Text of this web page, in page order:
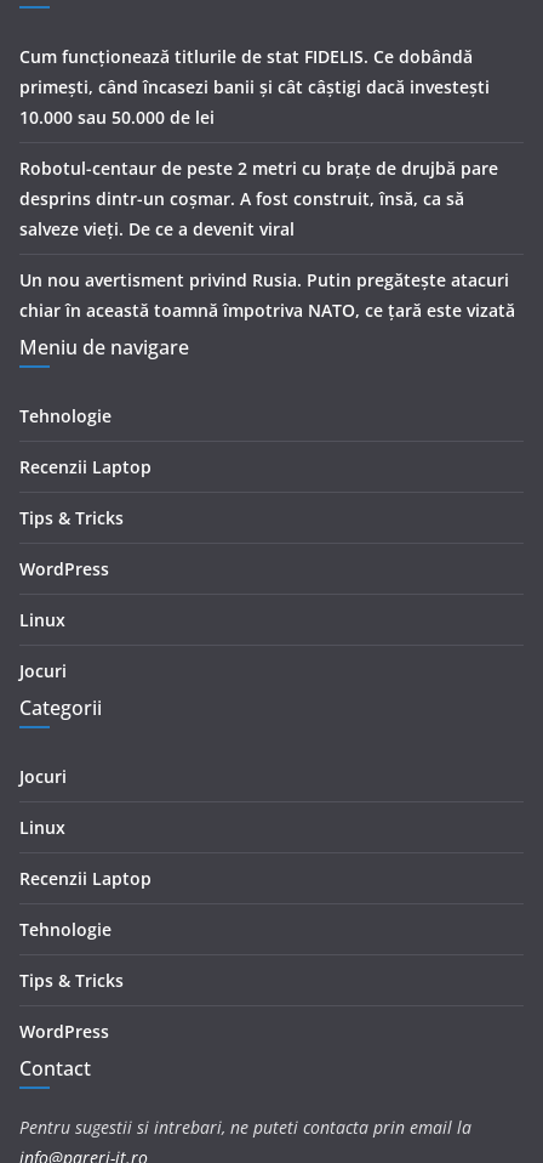
Cum funcționează titlurile de stat FIDELIS. Ce dobândă
primești, când încasezi banii şi cât câștigi dacă investești
10.000 sau 50.000 de lei
Robotul-centaur de peste 2 metri cu brațe de drujbă pare
desprins dintr-un coșmar. A fost construit, însă, ca să
salveze vieți. De ce a devenit viral
Un nou avertisment privind Rusia. Putin pregăteşte atacuri
chiar în această toamnă împotriva NATO, ce țară este vizată
Meniu de navigare
Tehnologie
Recenzii Laptop
Tips & Tricks
WordPress
Linux
Jocuri
Categorii
Jocuri
Linux
Recenzii Laptop
Tehnologie
Tips & Tricks
WordPress
Contact
Pentru sugestii si intrebari, ne puteti contacta prin email la
info@pareri-it.ro